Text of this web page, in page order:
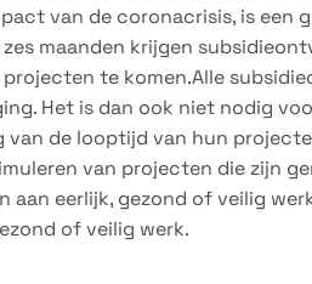
van de coronacrisis, is een
zes maanden krijgen
te komen.Alle
Het is dan ook niet nodig
van de looptijd van hun
van projecten die zijn
aan eerlijk, gezond of veilig
of veilig werk.